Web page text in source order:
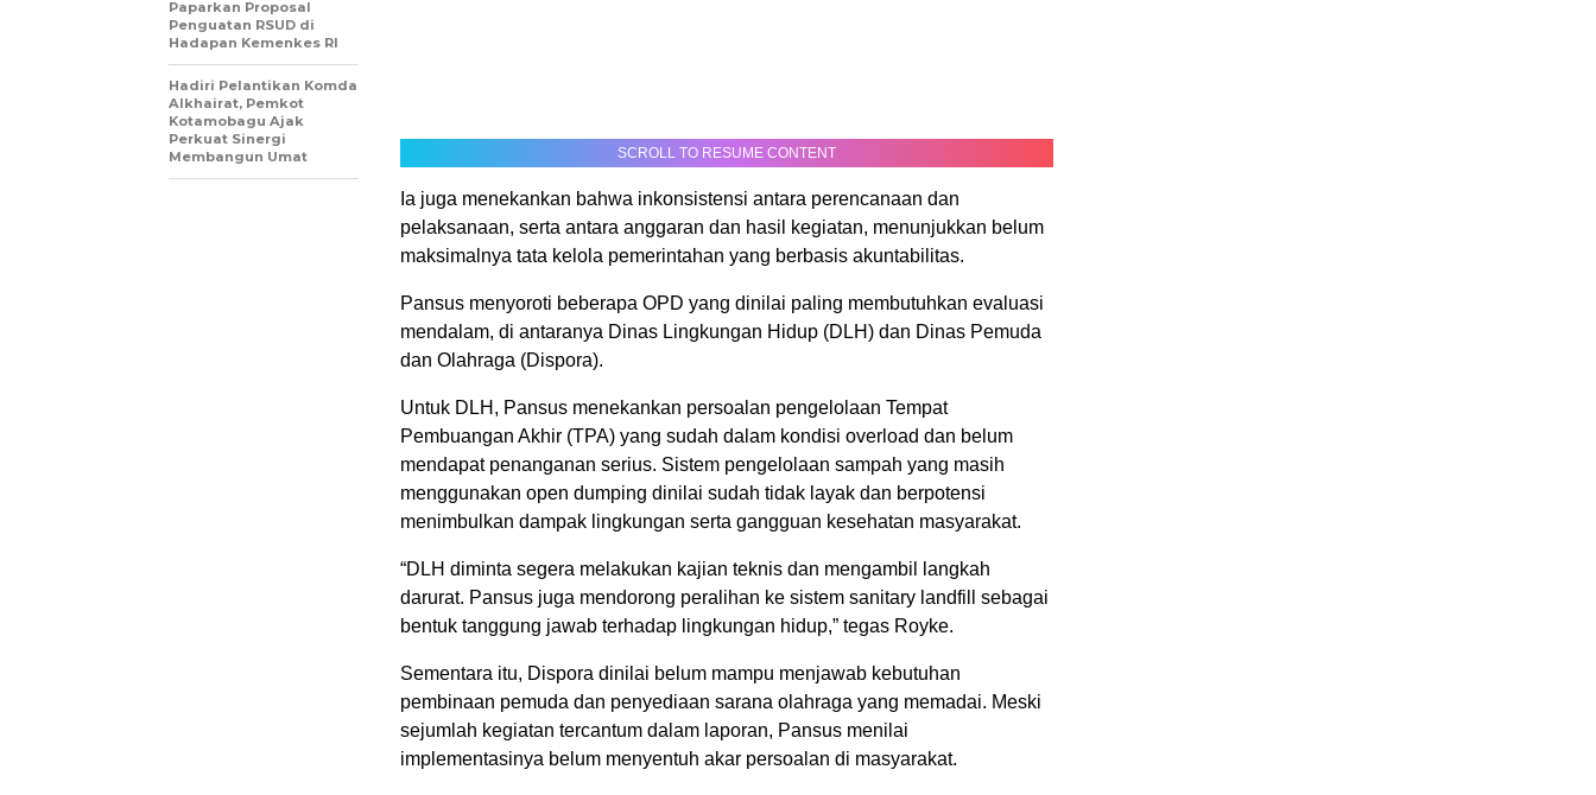
SCROLL TO RESUME CONTENT
Ia juga menekankan bahwa inkonsistensi antara perencanaan dan
pelaksanaan, serta antara anggaran dan hasil kegiatan, menunjukkan belum
maksimalnya tata kelola pemerintahan yang berbasis akuntabilitas.
Pansus menyoroti beberapa OPD yang dinilai paling membutuhkan evaluasi
mendalam, di antaranya Dinas Lingkungan Hidup (DLH) dan Dinas Pemuda
dan Olahraga (Dispora).
Untuk DLH, Pansus menekankan persoalan pengelolaan Tempat
Pembuangan Akhir (TPA) yang sudah dalam kondisi overload dan belum
mendapat penanganan serius. Sistem pengelolaan sampah yang masih
menggunakan open dumping dinilai sudah tidak layak dan berpotensi
menimbulkan dampak lingkungan serta gangguan kesehatan masyarakat.
“DLH diminta segera melakukan kajian teknis dan mengambil langkah
darurat. Pansus juga mendorong peralihan ke sistem sanitary landfill sebagai
bentuk tanggung jawab terhadap lingkungan hidup,” tegas Royke.
Sementara itu, Dispora dinilai belum mampu menjawab kebutuhan
pembinaan pemuda dan penyediaan sarana olahraga yang memadai. Meski
sejumlah kegiatan tercantum dalam laporan, Pansus menilai
implementasinya belum menyentuh akar persoalan di masyarakat.
Paparkan Proposal
Penguatan RSUD di
Hadapan Kemenkes RI
Hadiri Pelantikan Komda
Alkhairat, Pemkot
Kotamobagu Ajak
Perkuat Sinergi
Membangun Umat